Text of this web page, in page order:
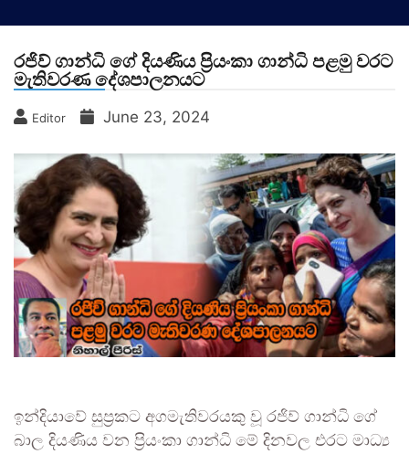
රජිව් ගාන්ධි ගේ දියණිය ප්‍රියංකා ගාන්ධි පළමු වරට
මැතිවරණ දේශපාලනයට
Editor June 23, 2024
ඉන්දියාවේ සුප්‍රකට අගමැතිවරයකු වූ රජිව් ගාන්ධි ගේ
බාල දියණිය වන ප්‍රියංකා ගාන්ධි මේ දිනවල එරට මාධ්‍ය